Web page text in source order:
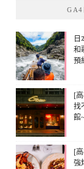
GA4
日
和
預
[
找
館
[
強